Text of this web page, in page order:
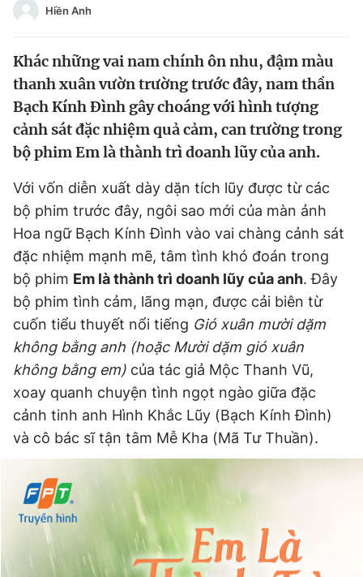
Video Magazine
Sản phẩm khác
Tiện ích
Thông tin tòa soạn Liên hệ quảng cáo
Đọc Thanh Niên trên điện thoại
Theo dõi báo trên
Hotline
0906 645 777
Liên hệ quảng cáo
0908 780 404
Đặt báo Quảng cáo RSS Tòa soạn Chính sách bảo
Đăng xuất
Hiền Anh
Khác những vai nam chính ôn nhu, đậm màu
thanh xuân vườn trường trước đây, nam thần
Bạch Kính Đình gây choáng với hình tượng
cảnh sát đặc nhiệm quả cảm, can trường trong
bộ phim Em là thành trì doanh lũy của anh.
Với vốn diễn xuất dày dặn tích lũy được từ các
bộ phim trước đây, ngôi sao mới của màn ảnh
Hoa ngữ Bạch Kính Đình vào vai chàng cảnh sát
đặc nhiệm mạnh mẽ, tâm tình khó đoán trong
bộ phim Em là thành trì doanh lũy của anh. Đây
bộ phim tình cảm, lãng mạn, được cải biên từ
cuốn tiểu thuyết nổi tiếng Gió xuân mười dặm
không bằng anh (hoặc Mười dặm gió xuân
không bằng em) của tác giả Mộc Thanh Vũ,
xoay quanh chuyện tình ngọt ngào giữa đặc
cảnh tinh anh Hình Khắc Lũy (Bạch Kính Đình)
và cô bác sĩ tận tâm Mễ Kha (Mã Tư Thuần).